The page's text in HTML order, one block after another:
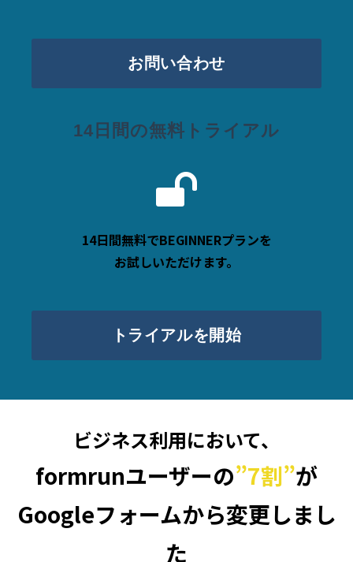
お問い合わせ
14日間の無料トライアル
14日間無料でBEGINNERプランを
お試しいただけます。
トライアルを開始
ビジネス利用において、
formrunユーザーの”7割”が
Googleフォームから変更しまし
た